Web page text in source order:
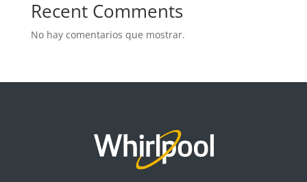
Recent Comments
No hay comentarios que mostrar.